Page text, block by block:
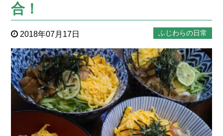
合！
2018年07月17日 ふじわらの日常